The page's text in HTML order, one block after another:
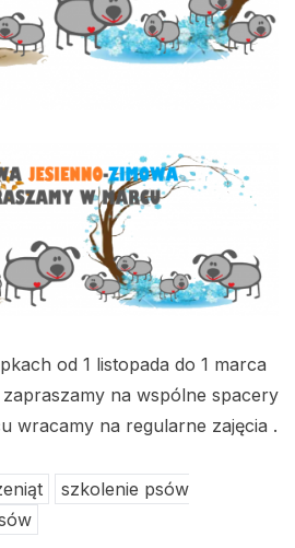
od 1 listopada do 1 marca
na wspólne spacery
wracamy na regularne zajęcia .
szkolenie psów